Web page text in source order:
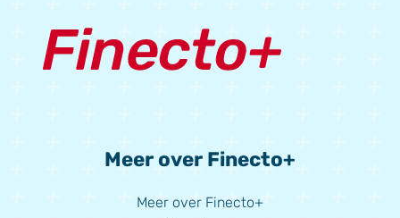
Meer over Finecto+
Meer over Finecto+